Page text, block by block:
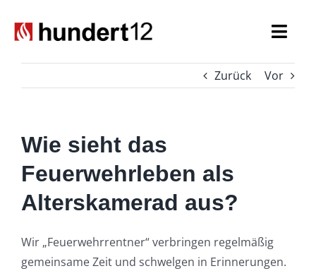
Inhalt
Spezialaufgaben
Seniorenabteilung
Nachwuchs
Zurück Vor
Wie sieht das
Feuerwehrleben als
Alterskamerad aus?
Wir „Feuerwehrrentner“ verbringen regelmäßig
gemeinsame Zeit und schwelgen in Erinnerungen.